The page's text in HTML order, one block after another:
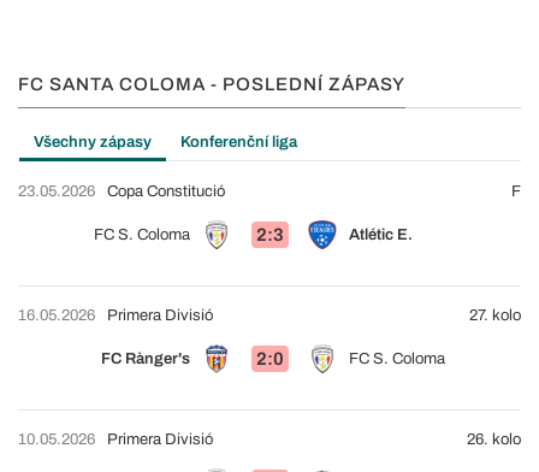
FC SANTA COLOMA - POSLEDNÍ ZÁPASY
Všechny zápasy Konferenční liga
23.05.2026
FC S. Coloma 2:3 Atlétic E.
Copa Constitució F
16.05.2026
FC Rànger's 2:0 FC S. Coloma
Primera Divisió 27. kolo
10.05.2026 Primera Divisió 26. kolo